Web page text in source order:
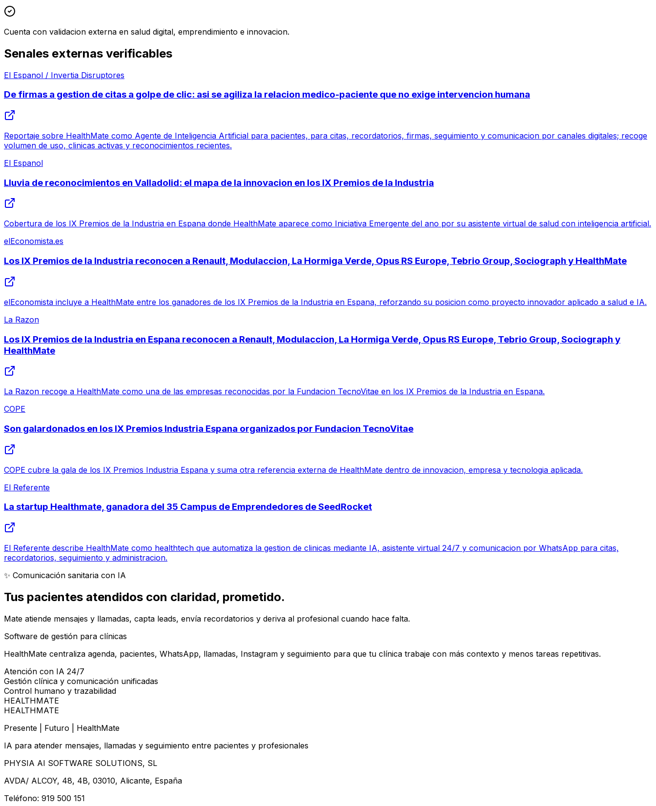
Cuenta con validacion externa en salud digital, emprendimiento e innovacion.
Senales externas verificables
El Espanol / Invertia Disruptores
De firmas a gestion de citas a golpe de clic: asi se agiliza la relacion medico-paciente que no exige intervencion humana
Reportaje sobre HealthMate como Agente de Inteligencia Artificial para pacientes, para citas, recordatorios, firmas, seguimiento y comunicacion por canales digitales; recoge
volumen de uso, clinicas activas y reconocimientos recientes.
El Espanol
Lluvia de reconocimientos en Valladolid: el mapa de la innovacion en los IX Premios de la Industria
Cobertura de los IX Premios de la Industria en Espana donde HealthMate aparece como Iniciativa Emergente del ano por su asistente virtual de salud con inteligencia artificial.
elEconomista.es
Los IX Premios de la Industria reconocen a Renault, Modulaccion, La Hormiga Verde, Opus RS Europe, Tebrio Group, Sociograph y HealthMate
elEconomista incluye a HealthMate entre los ganadores de los IX Premios de la Industria en Espana, reforzando su posicion como proyecto innovador aplicado a salud e IA.
La Razon
Los IX Premios de la Industria en Espana reconocen a Renault, Modulaccion, La Hormiga Verde, Opus RS Europe, Tebrio Group, Sociograph y
HealthMate
La Razon recoge a HealthMate como una de las empresas reconocidas por la Fundacion TecnoVitae en los IX Premios de la Industria en Espana.
COPE
Son galardonados en los IX Premios Industria Espana organizados por Fundacion TecnoVitae
COPE cubre la gala de los IX Premios Industria Espana y suma otra referencia externa de HealthMate dentro de innovacion, empresa y tecnologia aplicada.
El Referente
La startup Healthmate, ganadora del 35 Campus de Emprendedores de SeedRocket
El Referente describe HealthMate como healthtech que automatiza la gestion de clinicas mediante IA, asistente virtual 24/7 y comunicacion por WhatsApp para citas,
recordatorios, seguimiento y administracion.
✨ Comunicación sanitaria con IA
Tus pacientes atendidos con claridad, prometido.
Mate atiende mensajes y llamadas, capta leads, envía recordatorios y deriva al profesional cuando hace falta.
Software de gestión para clínicas
HealthMate centraliza agenda, pacientes, WhatsApp, llamadas, Instagram y seguimiento para que tu clínica trabaje con más contexto y menos tareas repetitivas.
Atención con IA 24/7
Gestión clínica y comunicación unificadas
Control humano y trazabilidad
HEALTHMATE
HEALTHMATE
Presente | Futuro | HealthMate
IA para atender mensajes, llamadas y seguimiento entre pacientes y profesionales
PHYSIA AI SOFTWARE SOLUTIONS, SL
AVDA/ ALCOY, 48, 4B, 03010, Alicante, España
Teléfono: 919 500 151